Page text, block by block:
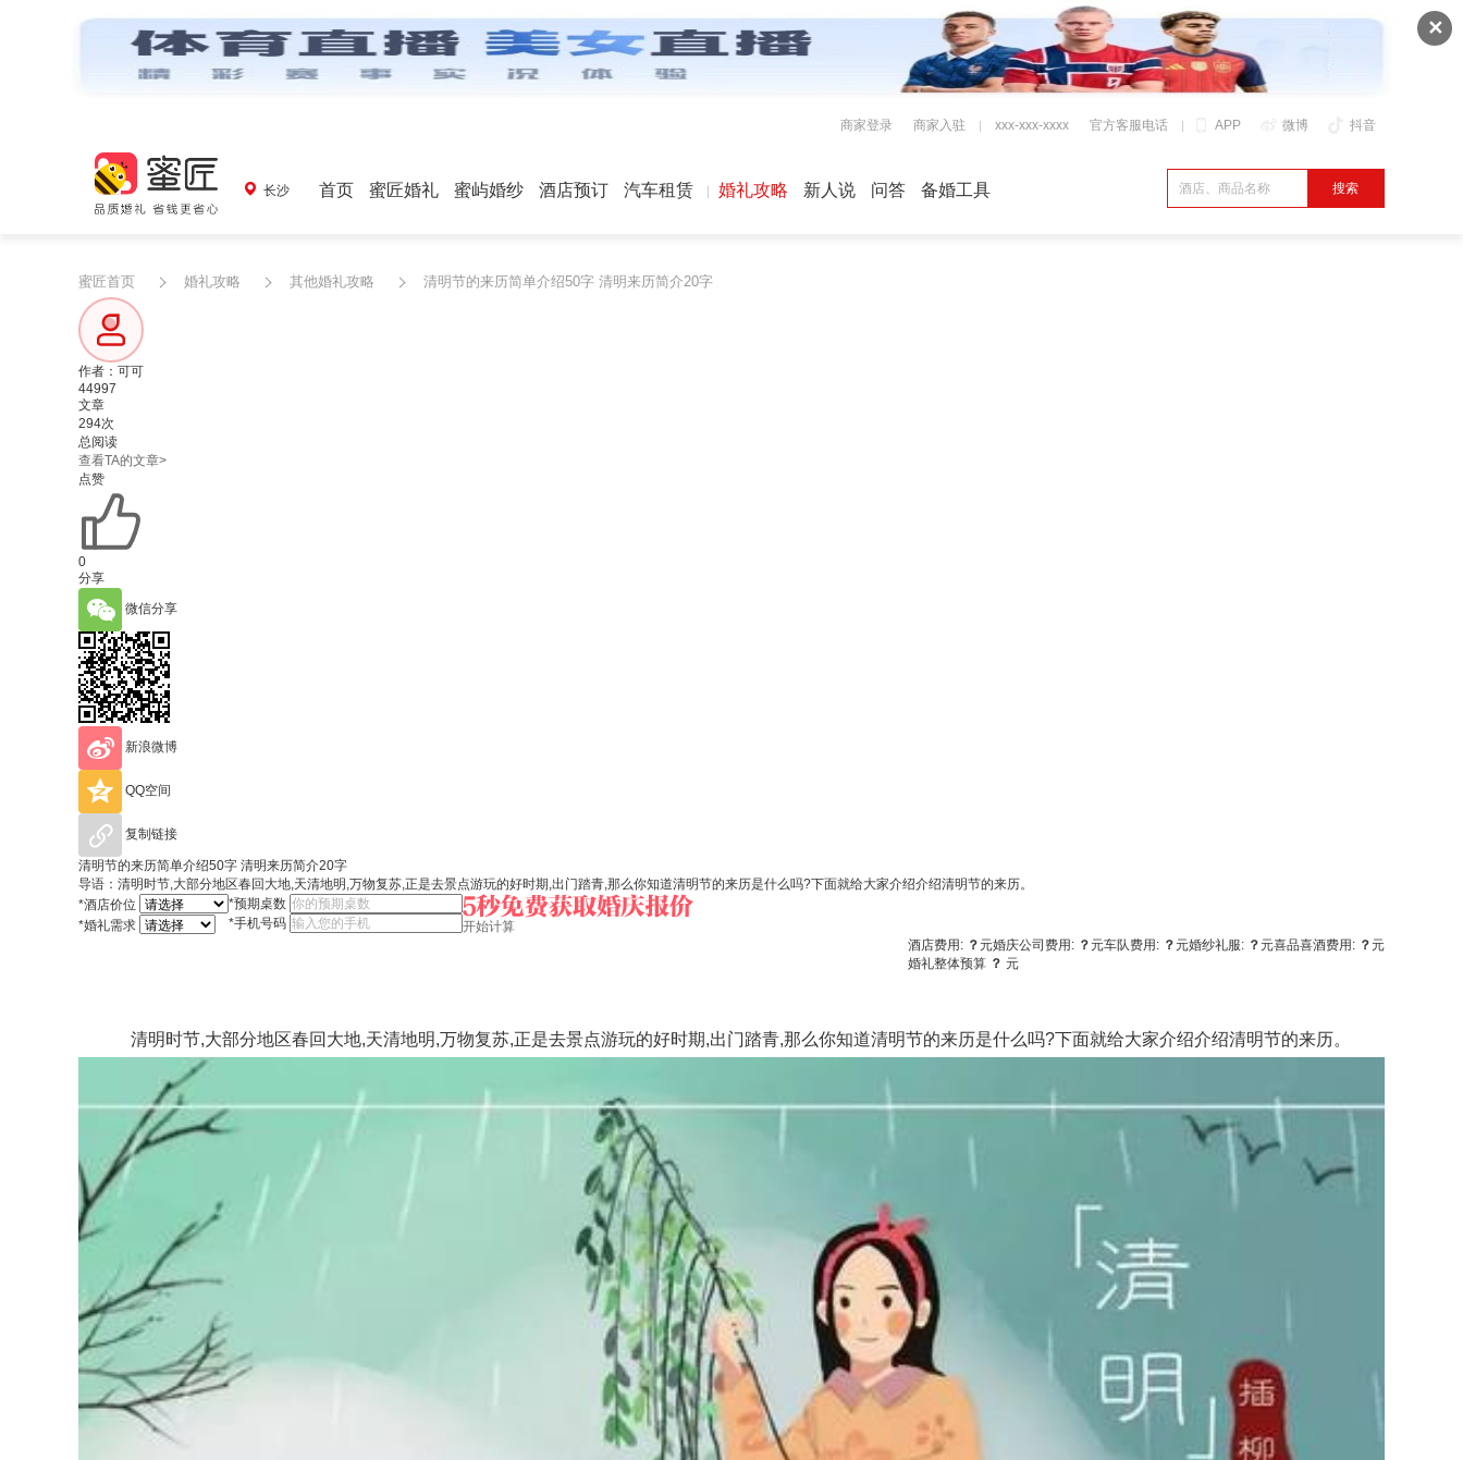
✕
APP 微博 抖音
商家登录 商家入驻 xxx-xxx-xxxx 官方客服电话
长沙 首页 蜜匠婚礼 蜜屿婚纱 酒店预订 汽车租赁 婚礼攻略 新人说 问答 备婚工具
蜜匠首页 婚礼攻略 其他婚礼攻略 清明节的来历简单介绍50字 清明来历简介20字
作者：可可
44997
文章
294次
总阅读
查看TA的文章>
点赞
0
分享
微信分享
新浪微博
QQ空间
复制链接
清明节的来历简单介绍50字 清明来历简介20字
导语：清明时节,大部分地区春回大地,天清地明,万物复苏,正是去景点游玩的好时期,出门踏青,那么你知道清明节的来历是什么吗?下面就给大家介绍介绍清明节的来历。
*酒店价位
*婚礼需求
*预期桌数
*手机号码
开始计算
酒店费用: ？元婚庆公司费用: ？元车队费用: ？元婚纱礼服: ？元喜品喜酒费用: ？元
婚礼整体预算 ？ 元
清明时节,大部分地区春回大地,天清地明,万物复苏,正是去景点游玩的好时期,出门踏青,那么你知道清明节的来历是什么吗?下面就给大家介绍介绍清明节的来历。